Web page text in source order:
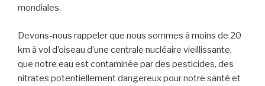
mondiales.
Devons-nous rappeler que nous sommes à moins de 20
km à vol d’oiseau d’une centrale nucléaire vieillissante,
que notre eau est contaminée par des pesticides, des
nitrates potentiellement dangereux pour notre santé et